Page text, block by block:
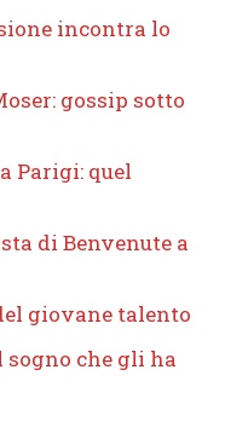
incontra lo
gossip sotto
Parigi: quel
di Benvenute a
giovane talento
che gli ha